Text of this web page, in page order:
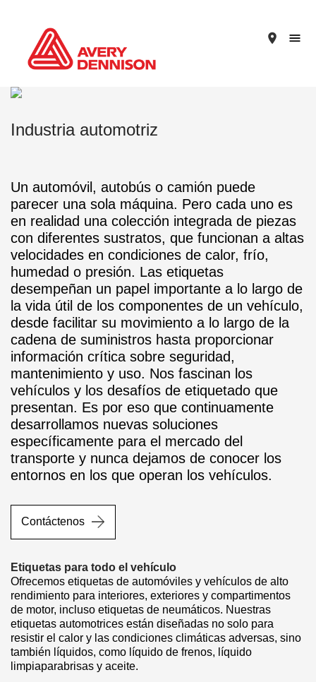
place
Industria automotriz
Un automóvil, autobús o camión puede
parecer una sola máquina. Pero cada uno es
en realidad una colección integrada de piezas
con diferentes sustratos, que funcionan a altas
velocidades en condiciones de calor, frío,
humedad o presión. Las etiquetas
desempeñan un papel importante a lo largo de
la vida útil de los componentes de un vehículo,
desde facilitar su movimiento a lo largo de la
cadena de suministros hasta proporcionar
información crítica sobre seguridad,
mantenimiento y uso. Nos fascinan los
vehículos y los desafíos de etiquetado que
presentan. Es por eso que continuamente
desarrollamos nuevas soluciones
específicamente para el mercado del
transporte y nunca dejamos de conocer los
entornos en los que operan los vehículos.
Contáctenos
Etiquetas para todo el vehículo
Ofrecemos etiquetas de automóviles y vehículos de alto
rendimiento para interiores, exteriores y compartimentos
de motor, incluso etiquetas de neumáticos. Nuestras
etiquetas automotrices están diseñadas no solo para
resistir el calor y las condiciones climáticas adversas, sino
también líquidos, como líquido de frenos, líquido
limpiaparabrisas y aceite.